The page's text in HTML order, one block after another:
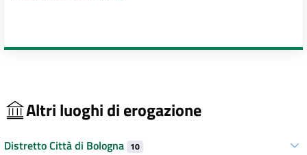
Altri luoghi di erogazione
Distretto Città di Bologna 10